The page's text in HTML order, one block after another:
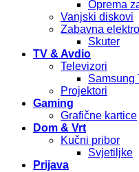
Oprema
Vanjski diskovi
Zabavna
Skuter
TV & Avdio
Televizori
Samsung
Projektori
Gaming
Grafične kartice
Dom & Vrt
Kučni pribor
Svjetiljke
Prijava